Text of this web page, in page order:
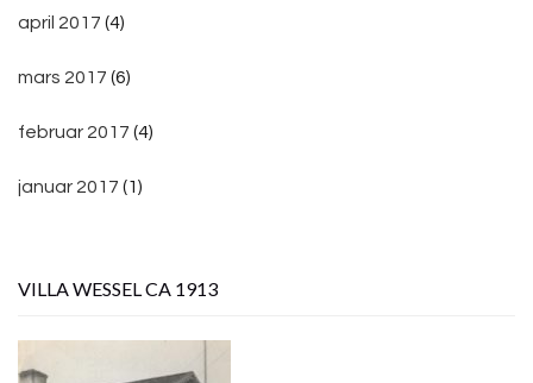
april 2017 (4)
mars 2017 (6)
februar 2017 (4)
januar 2017 (1)
VILLA WESSEL CA 1913